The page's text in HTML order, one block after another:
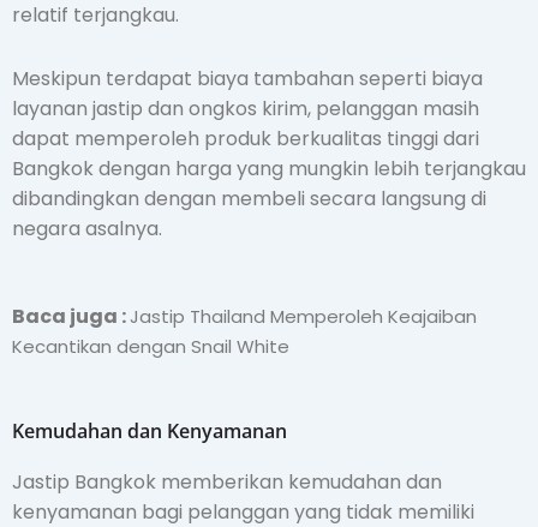
relatif terjangkau.
Meskipun terdapat biaya tambahan seperti biaya
layanan jastip dan ongkos kirim, pelanggan masih
dapat memperoleh produk berkualitas tinggi dari
Bangkok dengan harga yang mungkin lebih terjangkau
dibandingkan dengan membeli secara langsung di
negara asalnya.
Baca juga :Jastip Thailand Memperoleh Keajaiban
Kecantikan dengan Snail White
Kemudahan dan Kenyamanan
Jastip Bangkok memberikan kemudahan dan
kenyamanan bagi pelanggan yang tidak memiliki